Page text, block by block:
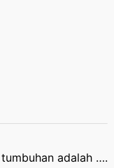
adalah ….